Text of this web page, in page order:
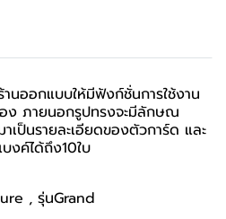
นออกแบบให้มีฟังก์ชั่นการใช้งาน
ง ภายนอกรูปทรงจะมีลักษณ
เป็นรายละเอียดของตัวการ์ด และ
งค์ได้ถึง10ใบ
, รุ่นGrand